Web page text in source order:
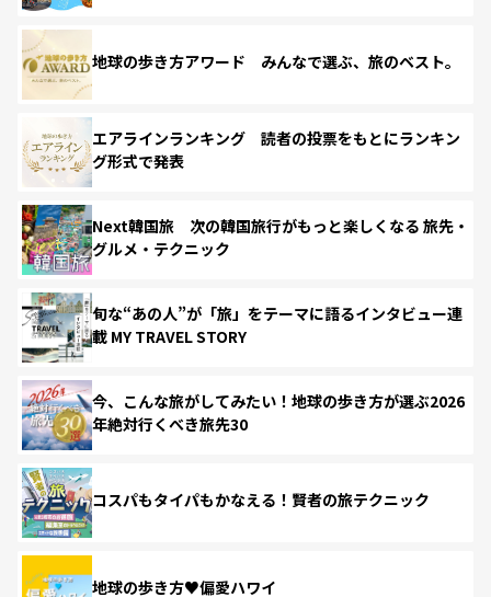
地球の歩き方アワード みんなで選ぶ、旅のベスト。
エアラインランキング 読者の投票をもとにランキン
グ形式で発表
Next韓国旅 次の韓国旅行がもっと楽しくなる 旅先・
グルメ・テクニック
旬な“あの人”が「旅」をテーマに語るインタビュー連
載 MY TRAVEL STORY
今、こんな旅がしてみたい！地球の歩き方が選ぶ2026
年絶対行くべき旅先30
コスパもタイパもかなえる！賢者の旅テクニック
地球の歩き方♥偏愛ハワイ